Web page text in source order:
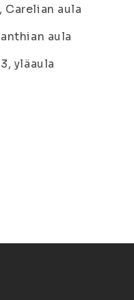
Carelian aula
aula
yläaula